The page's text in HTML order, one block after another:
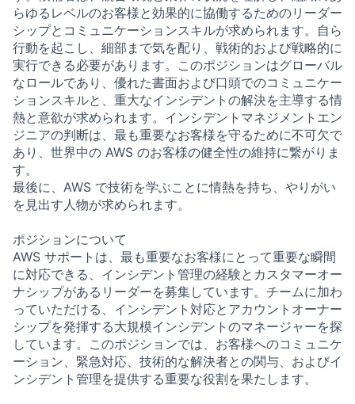
らゆるレベルのお客様と効果的に協働するためのリーダー
シップとコミュニケーションスキルが求められます。自ら
行動を起こし、細部まで気を配り、戦術的および戦略的に
実行できる必要があります。このポジションはグローバル
なロールであり、優れた書面および口頭でのコミュニケー
ションスキルと、重大なインシデントの解決を主導する情
熱と意欲が求められます。インシデントマネジメントエン
ジニアの判断は、最も重要なお客様を守るために不可欠で
あり、世界中の AWS のお客様の健全性の維持に繋がりま
す。
最後に、AWS で技術を学ぶことに情熱を持ち、やりがい
を見出す人物が求められます。
ポジションについて
AWS サポートは、最も重要なお客様にとって重要な瞬間
に対応できる、インシデント管理の経験とカスタマーオー
ナシップがあるリーダーを募集しています。チームに加わ
っていただける、インシデント対応とアカウントオーナー
シップを発揮する大規模インシデントのマネージャーを探
しています。このポジションでは、お客様へのコミュニケ
ーション、緊急対応、技術的な解決者との関与、およびイ
ンシデント管理を提供する重要な役割を果たします。